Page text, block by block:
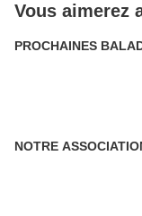
Vous aimerez
PROCHAINES
NOTRE